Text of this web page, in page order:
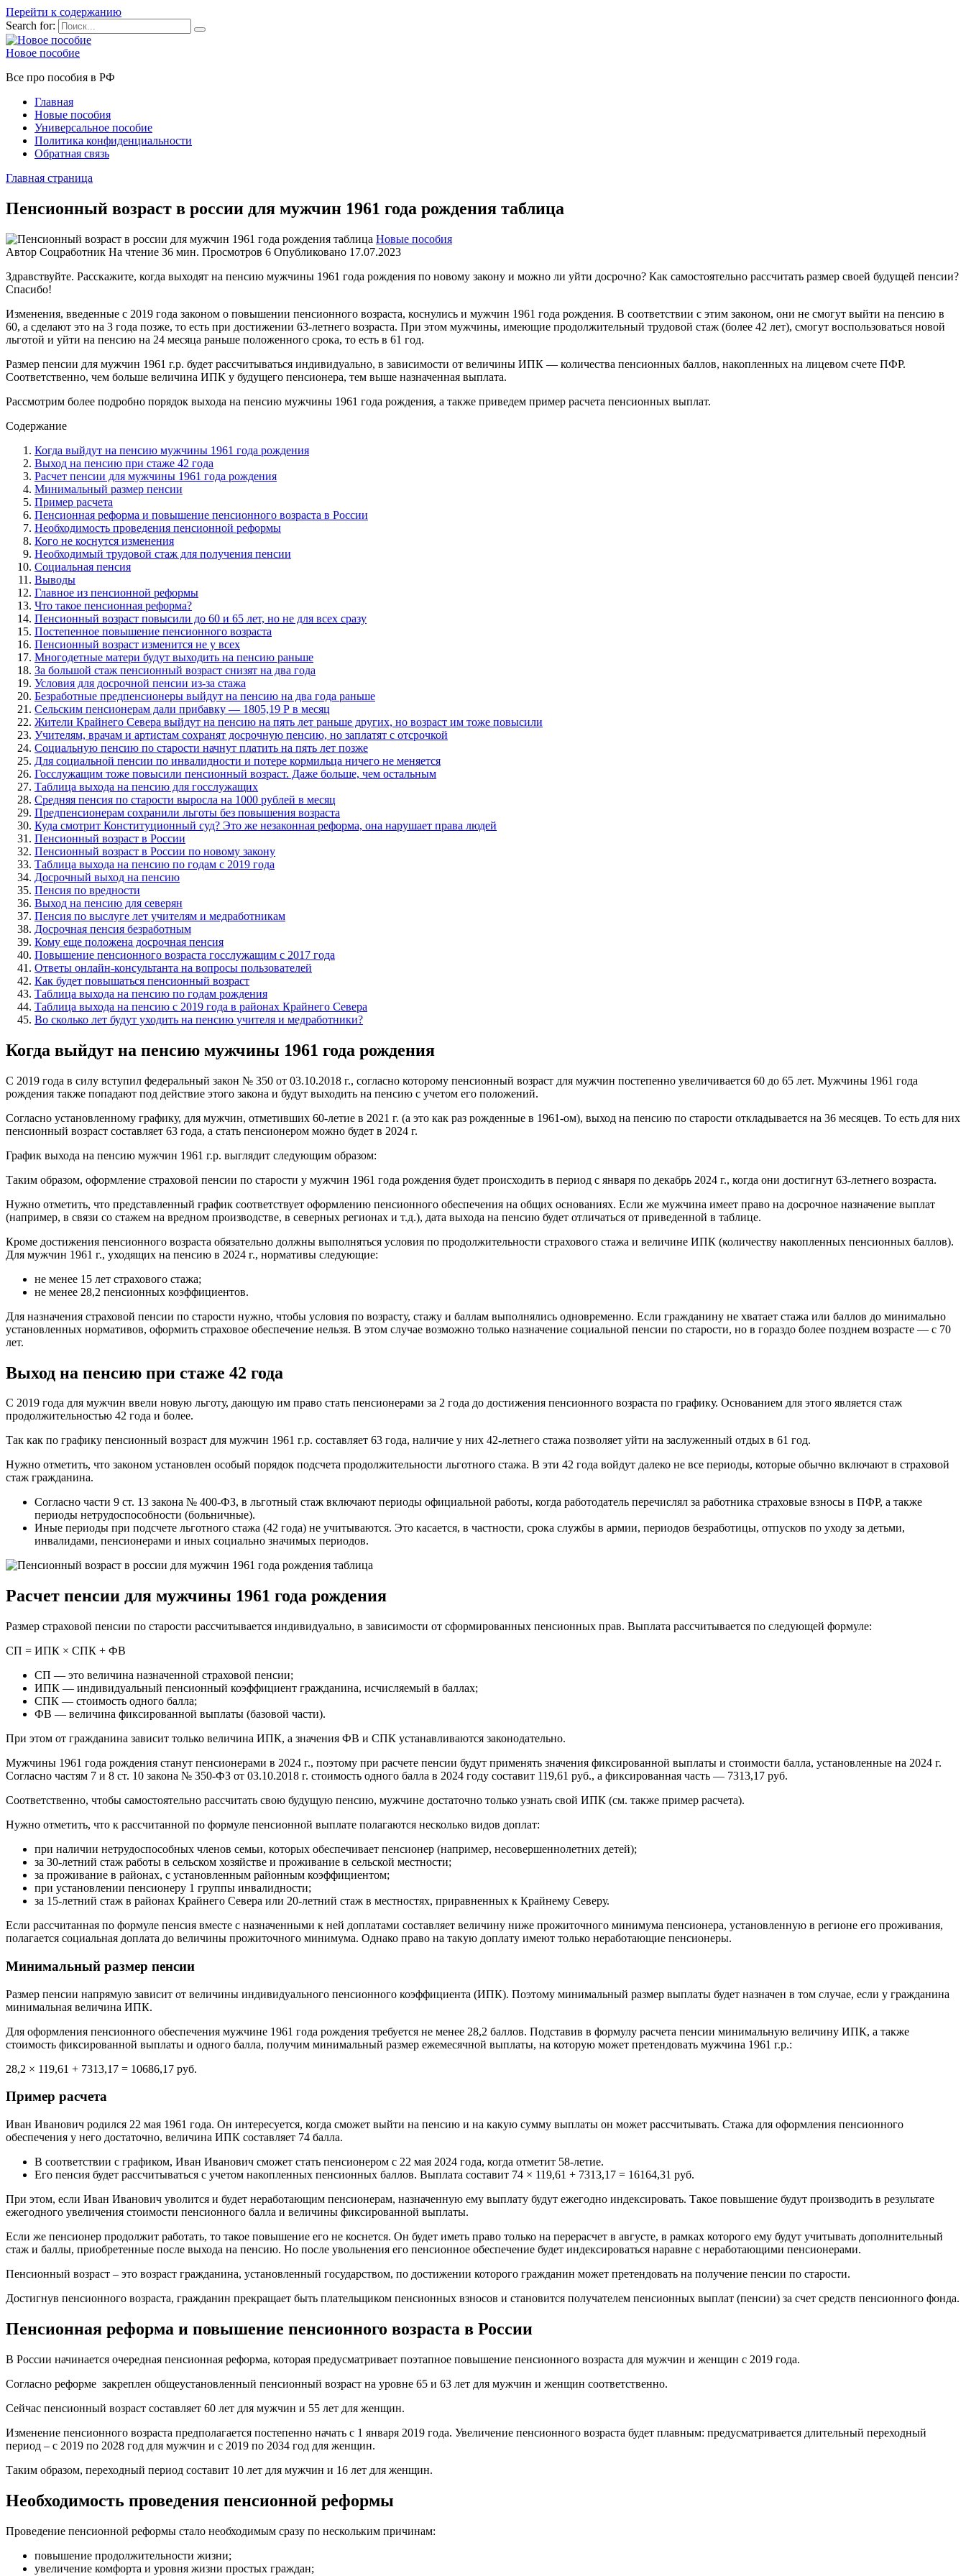
Перейти к содержанию
Search for:
Новое пособие
Все про пособия в РФ
Главная
Новые пособия
Универсальное пособие
Политика конфиденциальности
Обратная связь
Главная страница
Пенсионный возраст в россии для мужчин 1961 года рождения таблица
Новые пособия
Автор Соцработник На чтение 36 мин. Просмотров 6 Опубликовано 17.07.2023
Здравствуйте. Расскажите, когда выходят на пенсию мужчины 1961 года рождения по новому закону и можно ли уйти досрочно? Как самостоятельно рассчитать размер своей будущей пенсии?
Спасибо!
Изменения, введенные с 2019 года законом о повышении пенсионного возраста, коснулись и мужчин 1961 года рождения. В соответствии с этим законом, они не смогут выйти на пенсию в
60, а сделают это на 3 года позже, то есть при достижении 63-летнего возраста. При этом мужчины, имеющие продолжительный трудовой стаж (более 42 лет), смогут воспользоваться новой
льготой и уйти на пенсию на 24 месяца раньше положенного срока, то есть в 61 год.
Размер пенсии для мужчин 1961 г.р. будет рассчитываться индивидуально, в зависимости от величины ИПК — количества пенсионных баллов, накопленных на лицевом счете ПФР.
Соответственно, чем больше величина ИПК у будущего пенсионера, тем выше назначенная выплата.
Рассмотрим более подробно порядок выхода на пенсию мужчины 1961 года рождения, а также приведем пример расчета пенсионных выплат.
Содержание
Когда выйдут на пенсию мужчины 1961 года рождения
Выход на пенсию при стаже 42 года
Расчет пенсии для мужчины 1961 года рождения
Минимальный размер пенсии
Пример расчета
Пенсионная реформа и повышение пенсионного возраста в России
Необходимость проведения пенсионной реформы
Кого не коснутся изменения
Необходимый трудовой стаж для получения пенсии
Социальная пенсия
Выводы
Главное из пенсионной реформы
Что такое пенсионная реформа?
Пенсионный возраст повысили до 60 и 65 лет, но не для всех сразу
Постепенное повышение пенсионного возраста
Пенсионный возраст изменится не у всех
Многодетные матери будут выходить на пенсию раньше
За большой стаж пенсионный возраст снизят на два года
Условия для досрочной пенсии из-за стажа
Безработные предпенсионеры выйдут на пенсию на два года раньше
Сельским пенсионерам дали прибавку — 1805,19 Р в месяц
Жители Крайнего Севера выйдут на пенсию на пять лет раньше других, но возраст им тоже повысили
Учителям, врачам и артистам сохранят досрочную пенсию, но заплатят с отсрочкой
Социальную пенсию по старости начнут платить на пять лет позже
Для социальной пенсии по инвалидности и потере кормильца ничего не меняется
Госслужащим тоже повысили пенсионный возраст. Даже больше, чем остальным
Таблица выхода на пенсию для госслужащих
Средняя пенсия по старости выросла на 1000 рублей в месяц
Предпенсионерам сохранили льготы без повышения возраста
Куда смотрит Конституционный суд? Это же незаконная реформа, она нарушает права людей
Пенсионный возраст в России
Пенсионный возраст в России по новому закону
Таблица выхода на пенсию по годам с 2019 года
Досрочный выход на пенсию
Пенсия по вредности
Выход на пенсию для северян
Пенсия по выслуге лет учителям и медработникам
Досрочная пенсия безработным
Кому еще положена досрочная пенсия
Повышение пенсионного возраста госслужащим с 2017 года
Ответы онлайн-консультанта на вопросы пользователей
Как будет повышаться пенсионный возраст
Таблица выхода на пенсию по годам рождения
Таблица выхода на пенсию с 2019 года в районах Крайнего Севера
Во сколько лет будут уходить на пенсию учителя и медработники?
Когда выйдут на пенсию мужчины 1961 года рождения
С 2019 года в силу вступил федеральный закон № 350 от 03.10.2018 г., согласно которому пенсионный возраст для мужчин постепенно увеличивается 60 до 65 лет. Мужчины 1961 года
рождения также попадают под действие этого закона и будут выходить на пенсию с учетом его положений.
Согласно установленному графику, для мужчин, отметивших 60-летие в 2021 г. (а это как раз рожденные в 1961-ом), выход на пенсию по старости откладывается на 36 месяцев. То есть для них
пенсионный возраст составляет 63 года, а стать пенсионером можно будет в 2024 г.
График выхода на пенсию мужчин 1961 г.р. выглядит следующим образом:
Таким образом, оформление страховой пенсии по старости у мужчин 1961 года рождения будет происходить в период с января по декабрь 2024 г., когда они достигнут 63-летнего возраста.
Нужно отметить, что представленный график соответствует оформлению пенсионного обеспечения на общих основаниях. Если же мужчина имеет право на досрочное назначение выплат
(например, в связи со стажем на вредном производстве, в северных регионах и т.д.), дата выхода на пенсию будет отличаться от приведенной в таблице.
Кроме достижения пенсионного возраста обязательно должны выполняться условия по продолжительности страхового стажа и величине ИПК (количеству накопленных пенсионных баллов).
Для мужчин 1961 г., уходящих на пенсию в 2024 г., нормативы следующие:
не менее 15 лет страхового стажа;
не менее 28,2 пенсионных коэффициентов.
Для назначения страховой пенсии по старости нужно, чтобы условия по возрасту, стажу и баллам выполнялись одновременно. Если гражданину не хватает стажа или баллов до минимально
установленных нормативов, оформить страховое обеспечение нельзя. В этом случае возможно только назначение социальной пенсии по старости, но в гораздо более позднем возрасте — с 70
лет.
Выход на пенсию при стаже 42 года
С 2019 года для мужчин ввели новую льготу, дающую им право стать пенсионерами за 2 года до достижения пенсионного возраста по графику. Основанием для этого является стаж
продолжительностью 42 года и более.
Так как по графику пенсионный возраст для мужчин 1961 г.р. составляет 63 года, наличие у них 42-летнего стажа позволяет уйти на заслуженный отдых в 61 год.
Нужно отметить, что законом установлен особый порядок подсчета продолжительности льготного стажа. В эти 42 года войдут далеко не все периоды, которые обычно включают в страховой
стаж гражданина.
Согласно части 9 ст. 13 закона № 400-ФЗ, в льготный стаж включают периоды официальной работы, когда работодатель перечислял за работника страховые взносы в ПФР, а также
периоды нетрудоспособности (больничные).
Иные периоды при подсчете льготного стажа (42 года) не учитываются. Это касается, в частности, срока службы в армии, периодов безработицы, отпусков по уходу за детьми,
инвалидами, пенсионерами и иных социально значимых периодов.
Расчет пенсии для мужчины 1961 года рождения
Размер страховой пенсии по старости рассчитывается индивидуально, в зависимости от сформированных пенсионных прав. Выплата рассчитывается по следующей формуле:
СП = ИПК × СПК + ФВ
СП — это величина назначенной страховой пенсии;
ИПК — индивидуальный пенсионный коэффициент гражданина, исчисляемый в баллах;
СПК — стоимость одного балла;
ФВ — величина фиксированной выплаты (базовой части).
При этом от гражданина зависит только величина ИПК, а значения ФВ и СПК устанавливаются законодательно.
Мужчины 1961 года рождения станут пенсионерами в 2024 г., поэтому при расчете пенсии будут применять значения фиксированной выплаты и стоимости балла, установленные на 2024 г.
Согласно частям 7 и 8 ст. 10 закона № 350-ФЗ от 03.10.2018 г. стоимость одного балла в 2024 году составит 119,61 руб., а фиксированная часть — 7313,17 руб.
Соответственно, чтобы самостоятельно рассчитать свою будущую пенсию, мужчине достаточно только узнать свой ИПК (см. также пример расчета).
Нужно отметить, что к рассчитанной по формуле пенсионной выплате полагаются несколько видов доплат:
при наличии нетрудоспособных членов семьи, которых обеспечивает пенсионер (например, несовершеннолетних детей);
за 30-летний стаж работы в сельском хозяйстве и проживание в сельской местности;
за проживание в районах, с установленным районным коэффициентом;
при установлении пенсионеру 1 группы инвалидности;
за 15-летний стаж в районах Крайнего Севера или 20-летний стаж в местностях, приравненных к Крайнему Северу.
Если рассчитанная по формуле пенсия вместе с назначенными к ней доплатами составляет величину ниже прожиточного минимума пенсионера, установленную в регионе его проживания,
полагается социальная доплата до величины прожиточного минимума. Однако право на такую доплату имеют только неработающие пенсионеры.
Минимальный размер пенсии
Размер пенсии напрямую зависит от величины индивидуального пенсионного коэффициента (ИПК). Поэтому минимальный размер выплаты будет назначен в том случае, если у гражданина
минимальная величина ИПК.
Для оформления пенсионного обеспечения мужчине 1961 года рождения требуется не менее 28,2 баллов. Подставив в формулу расчета пенсии минимальную величину ИПК, а также
стоимость фиксированной выплаты и одного балла, получим минимальный размер ежемесячной выплаты, на которую может претендовать мужчина 1961 г.р.:
28,2 × 119,61 + 7313,17 = 10686,17 руб.
Пример расчета
Иван Иванович родился 22 мая 1961 года. Он интересуется, когда сможет выйти на пенсию и на какую сумму выплаты он может рассчитывать. Стажа для оформления пенсионного
обеспечения у него достаточно, величина ИПК составляет 74 балла.
В соответствии с графиком, Иван Иванович сможет стать пенсионером с 22 мая 2024 года, когда отметит 58-летие.
Его пенсия будет рассчитываться с учетом накопленных пенсионных баллов. Выплата составит 74 × 119,61 + 7313,17 = 16164,31 руб.
При этом, если Иван Иванович уволится и будет неработающим пенсионерам, назначенную ему выплату будут ежегодно индексировать. Такое повышение будут производить в результате
ежегодного увеличения стоимости пенсионного балла и величины фиксированной выплаты.
Если же пенсионер продолжит работать, то такое повышение его не коснется. Он будет иметь право только на перерасчет в августе, в рамках которого ему будут учитывать дополнительный
стаж и баллы, приобретенные после выхода на пенсию. Но после увольнения его пенсионное обеспечение будет индексироваться наравне с неработающими пенсионерами.
Пенсионный возраст – это возраст гражданина, установленный государством, по достижении которого гражданин может претендовать на получение пенсии по старости.
Достигнув пенсионного возраста, гражданин прекращает быть плательщиком пенсионных взносов и становится получателем пенсионных выплат (пенсии) за счет средств пенсионного фонда.
Пенсионная реформа и повышение пенсионного возраста в России
В России начинается очередная пенсионная реформа, которая предусматривает поэтапное повышение пенсионного возраста для мужчин и женщин с 2019 года.
Согласно реформе закреплен общеустановленный пенсионный возраст на уровне 65 и 63 лет для мужчин и женщин соответственно.
Сейчас пенсионный возраст составляет 60 лет для мужчин и 55 лет для женщин.
Изменение пенсионного возраста предполагается постепенно начать с 1 января 2019 года. Увеличение пенсионного возраста будет плавным: предусматривается длительный переходный
период – с 2019 по 2028 год для мужчин и с 2019 по 2034 год для женщин.
Таким образом, переходный период составит 10 лет для мужчин и 16 лет для женщин.
Необходимость проведения пенсионной реформы
Проведение пенсионной реформы стало необходимым сразу по нескольким причинам:
повышение продолжительности жизни;
увеличение комфорта и уровня жизни простых граждан;